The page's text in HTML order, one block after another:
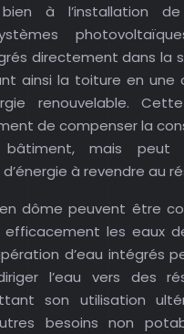
à l’installation
directement dans la
ainsi la toiture en une
renouvelable.
de compenser la
mais peut
à revendre au
dôme peuvent être
les eaux
d’eau intégrés
l’eau vers des
son utilisation
besoins non